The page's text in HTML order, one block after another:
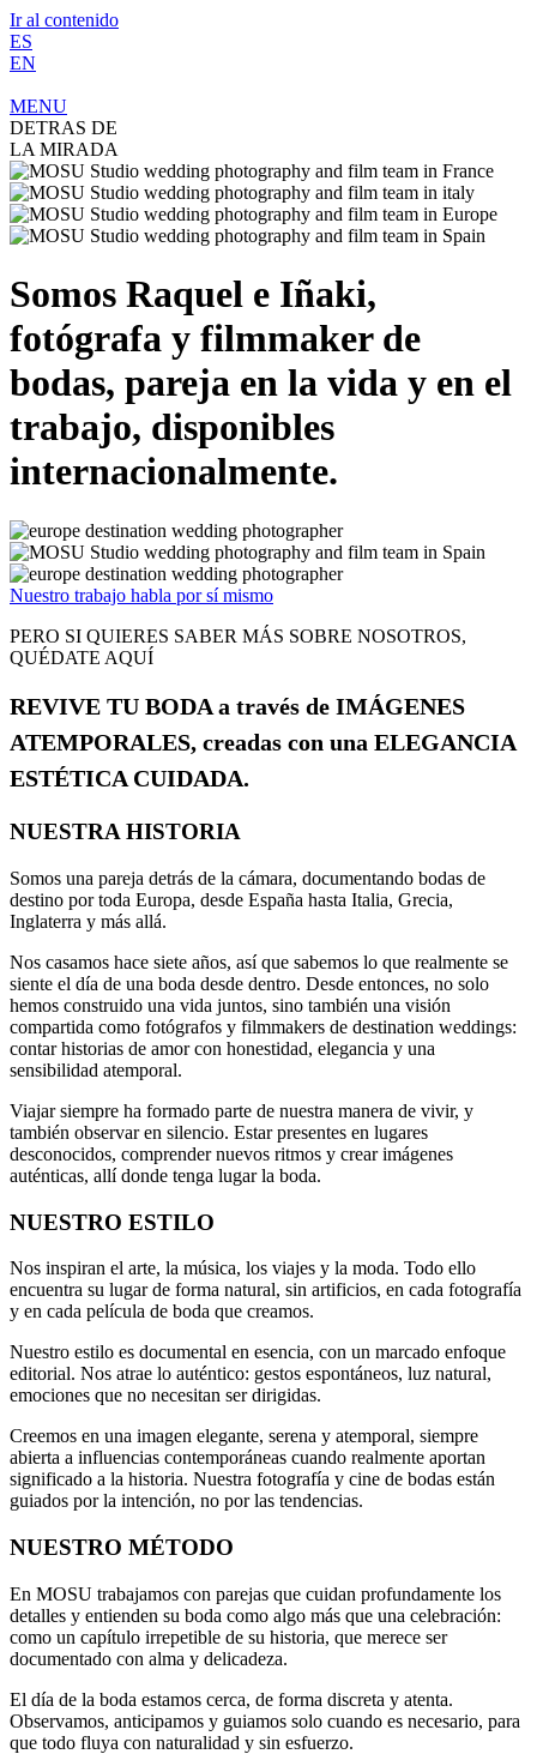
Ir al contenido
ES
EN
MENU
DETRAS DE
LA MIRADA
Somos Raquel e Iñaki,
fotógrafa y filmmaker de
bodas, pareja en la vida y en el
trabajo, disponibles
internacionalmente.
Nuestro trabajo habla por sí mismo
PERO SI QUIERES SABER MÁS SOBRE NOSOTROS,
QUÉDATE AQUÍ
REVIVE TU BODA a través de IMÁGENES
ATEMPORALES, creadas con una ELEGANCIA
ESTÉTICA CUIDADA.
NUESTRA HISTORIA
Somos una pareja detrás de la cámara, documentando bodas de
destino por toda Europa, desde España hasta Italia, Grecia,
Inglaterra y más allá.
Nos casamos hace siete años, así que sabemos lo que realmente se
siente el día de una boda desde dentro. Desde entonces, no solo
hemos construido una vida juntos, sino también una visión
compartida como fotógrafos y filmmakers de destination weddings:
contar historias de amor con honestidad, elegancia y una
sensibilidad atemporal.
Viajar siempre ha formado parte de nuestra manera de vivir, y
también observar en silencio. Estar presentes en lugares
desconocidos, comprender nuevos ritmos y crear imágenes
auténticas, allí donde tenga lugar la boda.
NUESTRO ESTILO
Nos inspiran el arte, la música, los viajes y la moda. Todo ello
encuentra su lugar de forma natural, sin artificios, en cada fotografía
y en cada película de boda que creamos.
Nuestro estilo es documental en esencia, con un marcado enfoque
editorial. Nos atrae lo auténtico: gestos espontáneos, luz natural,
emociones que no necesitan ser dirigidas.
Creemos en una imagen elegante, serena y atemporal, siempre
abierta a influencias contemporáneas cuando realmente aportan
significado a la historia. Nuestra fotografía y cine de bodas están
guiados por la intención, no por las tendencias.
NUESTRO MÉTODO
En MOSU trabajamos con parejas que cuidan profundamente los
detalles y entienden su boda como algo más que una celebración:
como un capítulo irrepetible de su historia, que merece ser
documentado con alma y delicadeza.
El día de la boda estamos cerca, de forma discreta y atenta.
Observamos, anticipamos y guiamos solo cuando es necesario, para
que todo fluya con naturalidad y sin esfuerzo.